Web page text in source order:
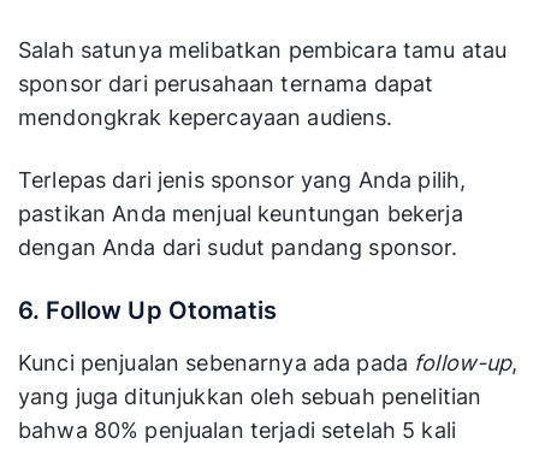
Salah satunya melibatkan pembicara tamu atau
sponsor dari perusahaan ternama dapat
mendongkrak kepercayaan audiens.
Terlepas dari jenis sponsor yang Anda pilih,
pastikan Anda menjual keuntungan bekerja
dengan Anda dari sudut pandang sponsor.
6. Follow Up Otomatis
Kunci penjualan sebenarnya ada pada follow-up,
yang juga ditunjukkan oleh sebuah penelitian
bahwa 80% penjualan terjadi setelah 5 kali